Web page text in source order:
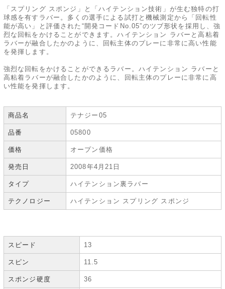
「スプリング スポンジ」と「ハイテンション技術」が生む独特の打
球感を有すラバー。多くの選手による試打と機械測定から「回転性
能が高い」と評価された“開発コードNo.05”のツブ形状を採用し、強
烈な回転をかけることができます。ハイテンション ラバーと高粘着
ラバーが融合したかのように、回転主体のプレーに非常に高い性能
を発揮します。
強烈な回転をかけることができるラバー。ハイテンション ラバーと
高粘着ラバーが融合したかのように、回転主体のプレーに非常に高
い性能を発揮します。
商品名 テナジー05
品番 05800
価格 オープン価格
発売日 2008年4月21日
タイプ ハイテンション裏ラバー
テクノロジー ハイテンション スプリング スポンジ
スピード 13
スピン 11.5
スポンジ硬度 36